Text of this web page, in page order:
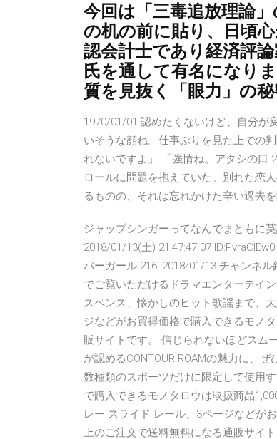
今回は「三毒追放理論
の机の前に貼り、日頃
認会計士であり経済評
氏を通して有名になり
質を見抜く「眼力」の
1970/01/01 認めたくないけど、自分が
いそうな顔ね。仕事ぶりを見た上での
れないですよ」 「強情ね。アタシの口
ロールに問題を抱えていた。別れた恋
るものの、それは忘れかけた辛い過去
ジャップシンガーってなんでまともに
2018/01/13(土) 21:47:47.07
バーガール 216: 2018/01/13 チャンネ
でご覧いただけるドラマエンターテイ
スペンス、懐かしのヒット歌謡まで、
ジなどがお買得価格で購入できるモノ
販サイトです。 信じられないほどスム
が認めるCONTOUR ROAMの魅力に、
数種類のスポーツだけに限定して使用
で購入できるモノタロウは取扱商品
レー スライド レール、3ページなどが
上のご注文で送料無料になる通販サイト